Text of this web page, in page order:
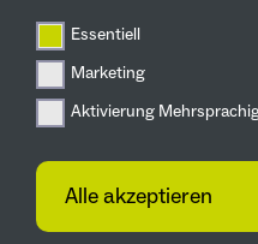
Essentiell
Marketing
Aktivierung
Alle akzeptieren
Unsere Gärten
IGA 2027
Burgruine
Wetter